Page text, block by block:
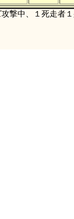
撃中、１死走者